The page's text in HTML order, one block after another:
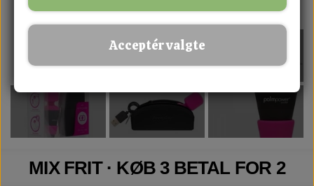
MIX FRIT · KØB 3 BETAL FOR 2
Acceptér valgte